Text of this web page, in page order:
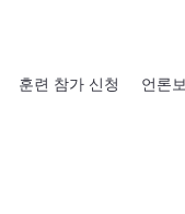
훈련 참가 신청 언론